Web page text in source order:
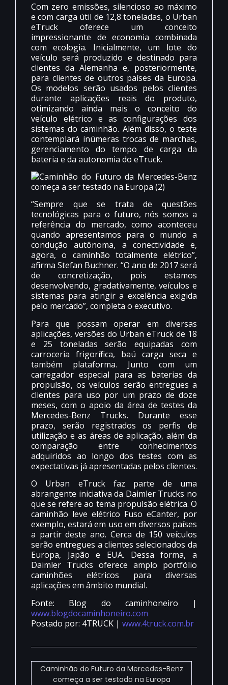
Com zero emissões, silencioso ao máximo
e com carga útil de 12,8 toneladas, o Urban
eTruck oferece um conceito
impressionante de economia combinada
com ecologia. Inicialmente, um lote do
veículo será produzido e destinado para
clientes da Alemanha e, posteriormente,
para clientes de outros países da Europa.
Os modelos serão usados pelos clientes
durante aplicações reais do produto,
otimizando ainda mais o conceito do
veículo elétrico e as configurações dos
sistemas do caminhão. Além disso, o teste
contemplará inúmeras trocas de marchas,
gerenciamento do tempo de carga da
bateria e da autonomia do eTruck.
“Sempre que se trata de questões
tecnológicas para o futuro, nós somos a
referência do mercado, como aconteceu
quando apresentamos para o mundo a
condução autônoma, a conectividade e,
agora, o caminhão totalmente elétrico”,
afirma Stefan Buchner. “O ano de 2017 será
de concretização, pois estamos
desenvolvendo, gradativamente, veículos e
sistemas para atingir a excelência exigida
pelo mercado”, completa o executivo.
Para que possam operar em diversas
aplicações, versões do Urban eTruck de 18
e 25 toneladas serão equipadas com
carroceria frigorífica, baú carga seca e
também plataforma. Junto com um
carregador especial para as baterias da
propulsão, os veículos serão entregues a
clientes para uso por um prazo de doze
meses, com o apoio da área de testes da
Mercedes-Benz Trucks. Durante esse
prazo, serão registrados os perfis de
utilização e as áreas de aplicação, além da
comparação entre conhecimentos
adquiridos ao longo dos testes com as
expectativas já apresentadas pelos clientes.
O Urban eTruck faz parte de uma
abrangente iniciativa da Daimler Trucks no
que se refere ao tema propulsão elétrica. O
caminhão leve elétrico Fuso eCanter, por
exemplo, estará em uso em diversos países
a partir deste ano. Cerca de 150 veículos
serão entregues a clientes selecionados da
Europa, Japão e EUA. Dessa forma, a
Daimler Trucks oferece amplo portfólio
caminhões elétricos para diversas
aplicações em âmbito mundial.
Fonte: Blog do caminhoneiro |
www.blogdocaminhoneiro.com
Postado por: 4TRUCK | www.4truck.com.br
Caminhão do Futuro da Mercedes-Benz
começa a ser testado na Europa